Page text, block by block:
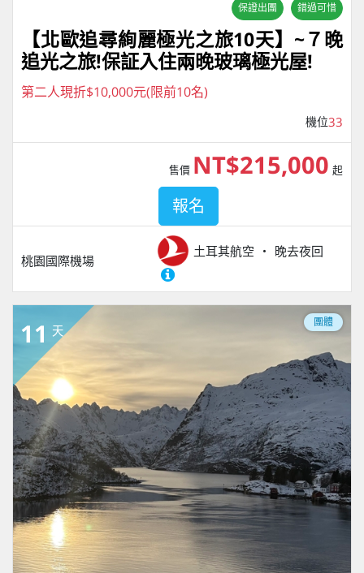
保證出團 錯過可惜
【北歐追尋絢麗極光之旅10天】~７晚
追光之旅!保証入住兩晚玻璃極光屋!
第二人現折$10,000元(限前10名)
機位33
桃園國際機場
土耳其航空 晚去夜回
售價 NT$215,000 起
報名
11 天
團體